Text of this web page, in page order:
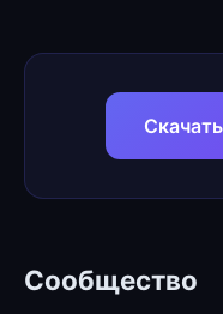
Сообщество